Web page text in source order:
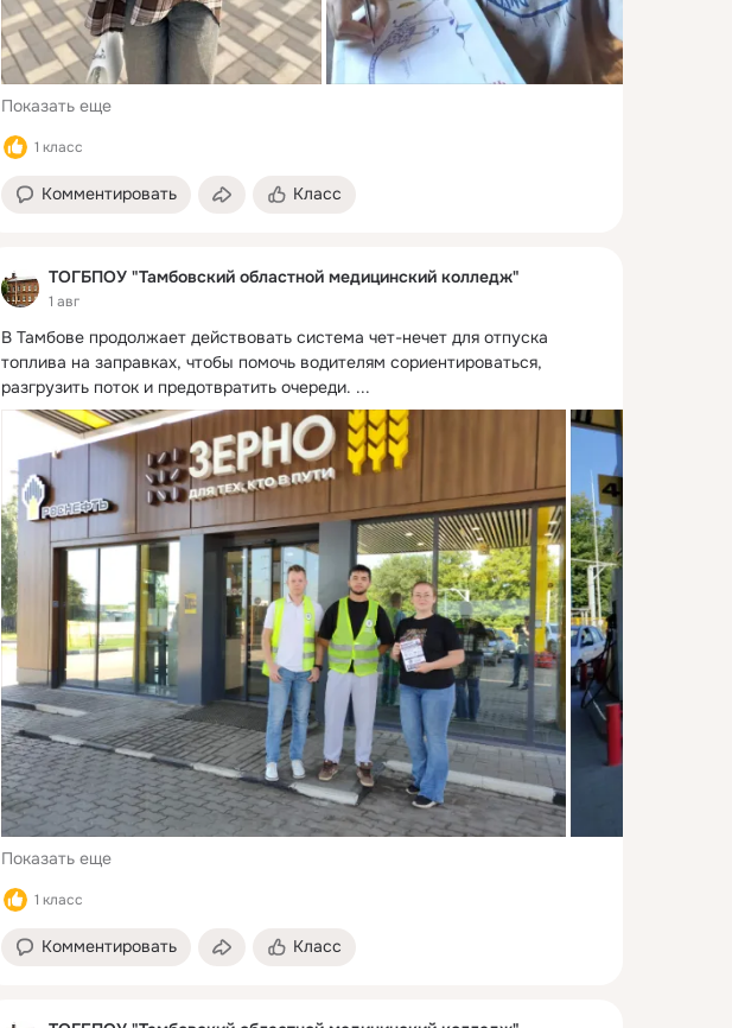
Показать еще
1 класс
Комментировать Класс
ТОГБПОУ "Тамбовский областной медицинский колледж"
1 авг
В Тамбове продолжает действовать система чет-нечет для отпуска
топлива на заправках, чтобы помочь водителям сориентироваться,
разгрузить поток и предотвратить очереди. ...
Показать еще
1 класс
Комментировать Класс